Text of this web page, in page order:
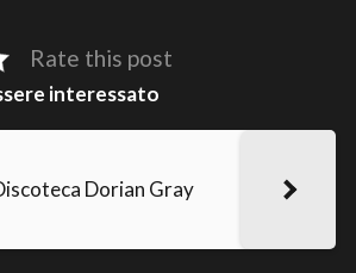
Rate this post
interessato
Dorian Gray